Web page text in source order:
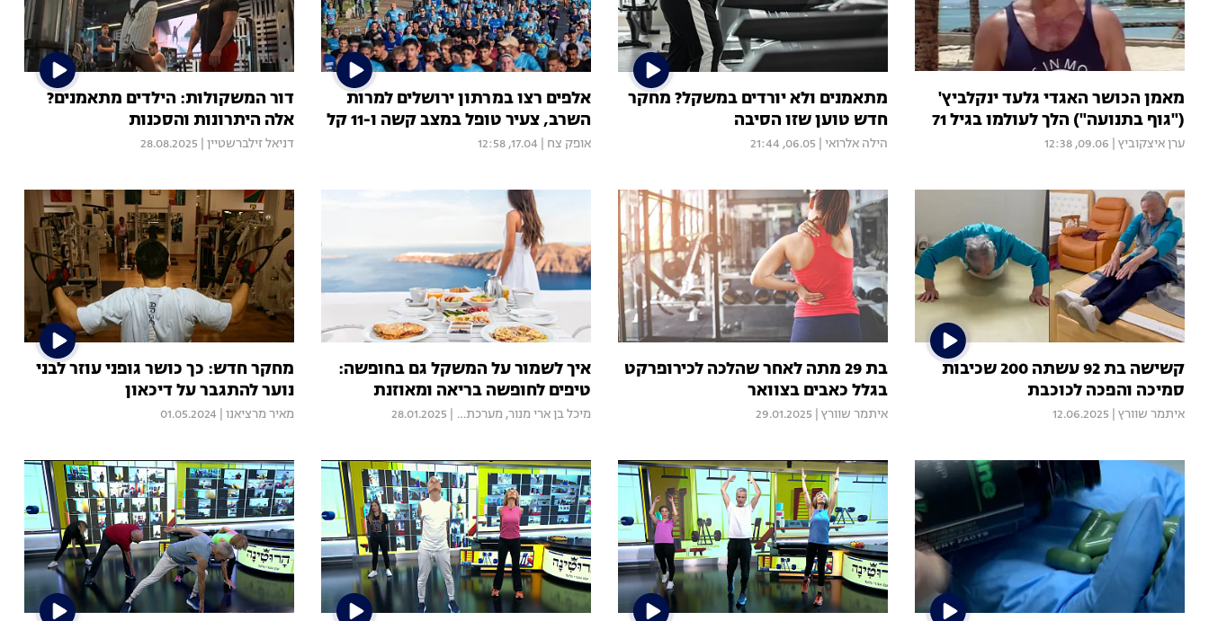
מאמן הכושר האגדי גלעד ינקלביץ'
("גוף בתנועה") הלך לעולמו בגיל 71
ערן איצקוביץ 09.06, 12:38
מתאמנים ולא יורדים במשקל? מחקר
חדש טוען שזו הסיבה
הילה אלרואי 06.05, 21:44
אלפים רצו במרתון ירושלים למרות
השרב, צעיר טופל במצב קשה ו-11 קל
אופק צח 17.04, 12:58
דור המשקולות: הילדים מתאמנים?
אלה היתרונות והסכנות
דניאל זילברשטיין 28.08.2025
קשישה בת 92 עשתה 200 שכיבות
סמיכה והפכה לכוכבת
איתמר שוורץ 12.06.2025
בת 29 מתה לאחר שהלכה לכירופרקט
בגלל כאבים בצוואר
איתמר שוורץ 29.01.2025
איך לשמור על המשקל גם בחופשה:
טיפים לחופשה בריאה ומאוזנת
מיכל בן ארי מנור, מערכת Mood 28.01.2025
מחקר חדש: כך כושר גופני עוזר לבני
נוער להתגבר על דיכאון
מאיר מרציאנו 01.05.2024